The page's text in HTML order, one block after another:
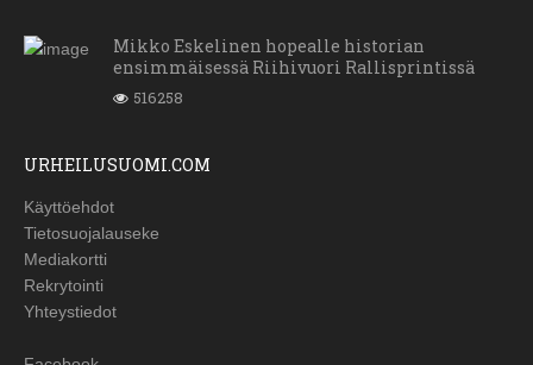
Mikko Eskelinen hopealle historian
ensimmäisessä Riihivuori Rallisprintissä
516258
URHEILUSUOMI.COM
Käyttöehdot
Tietosuojalauseke
Mediakortti
Rekrytointi
Yhteystiedot